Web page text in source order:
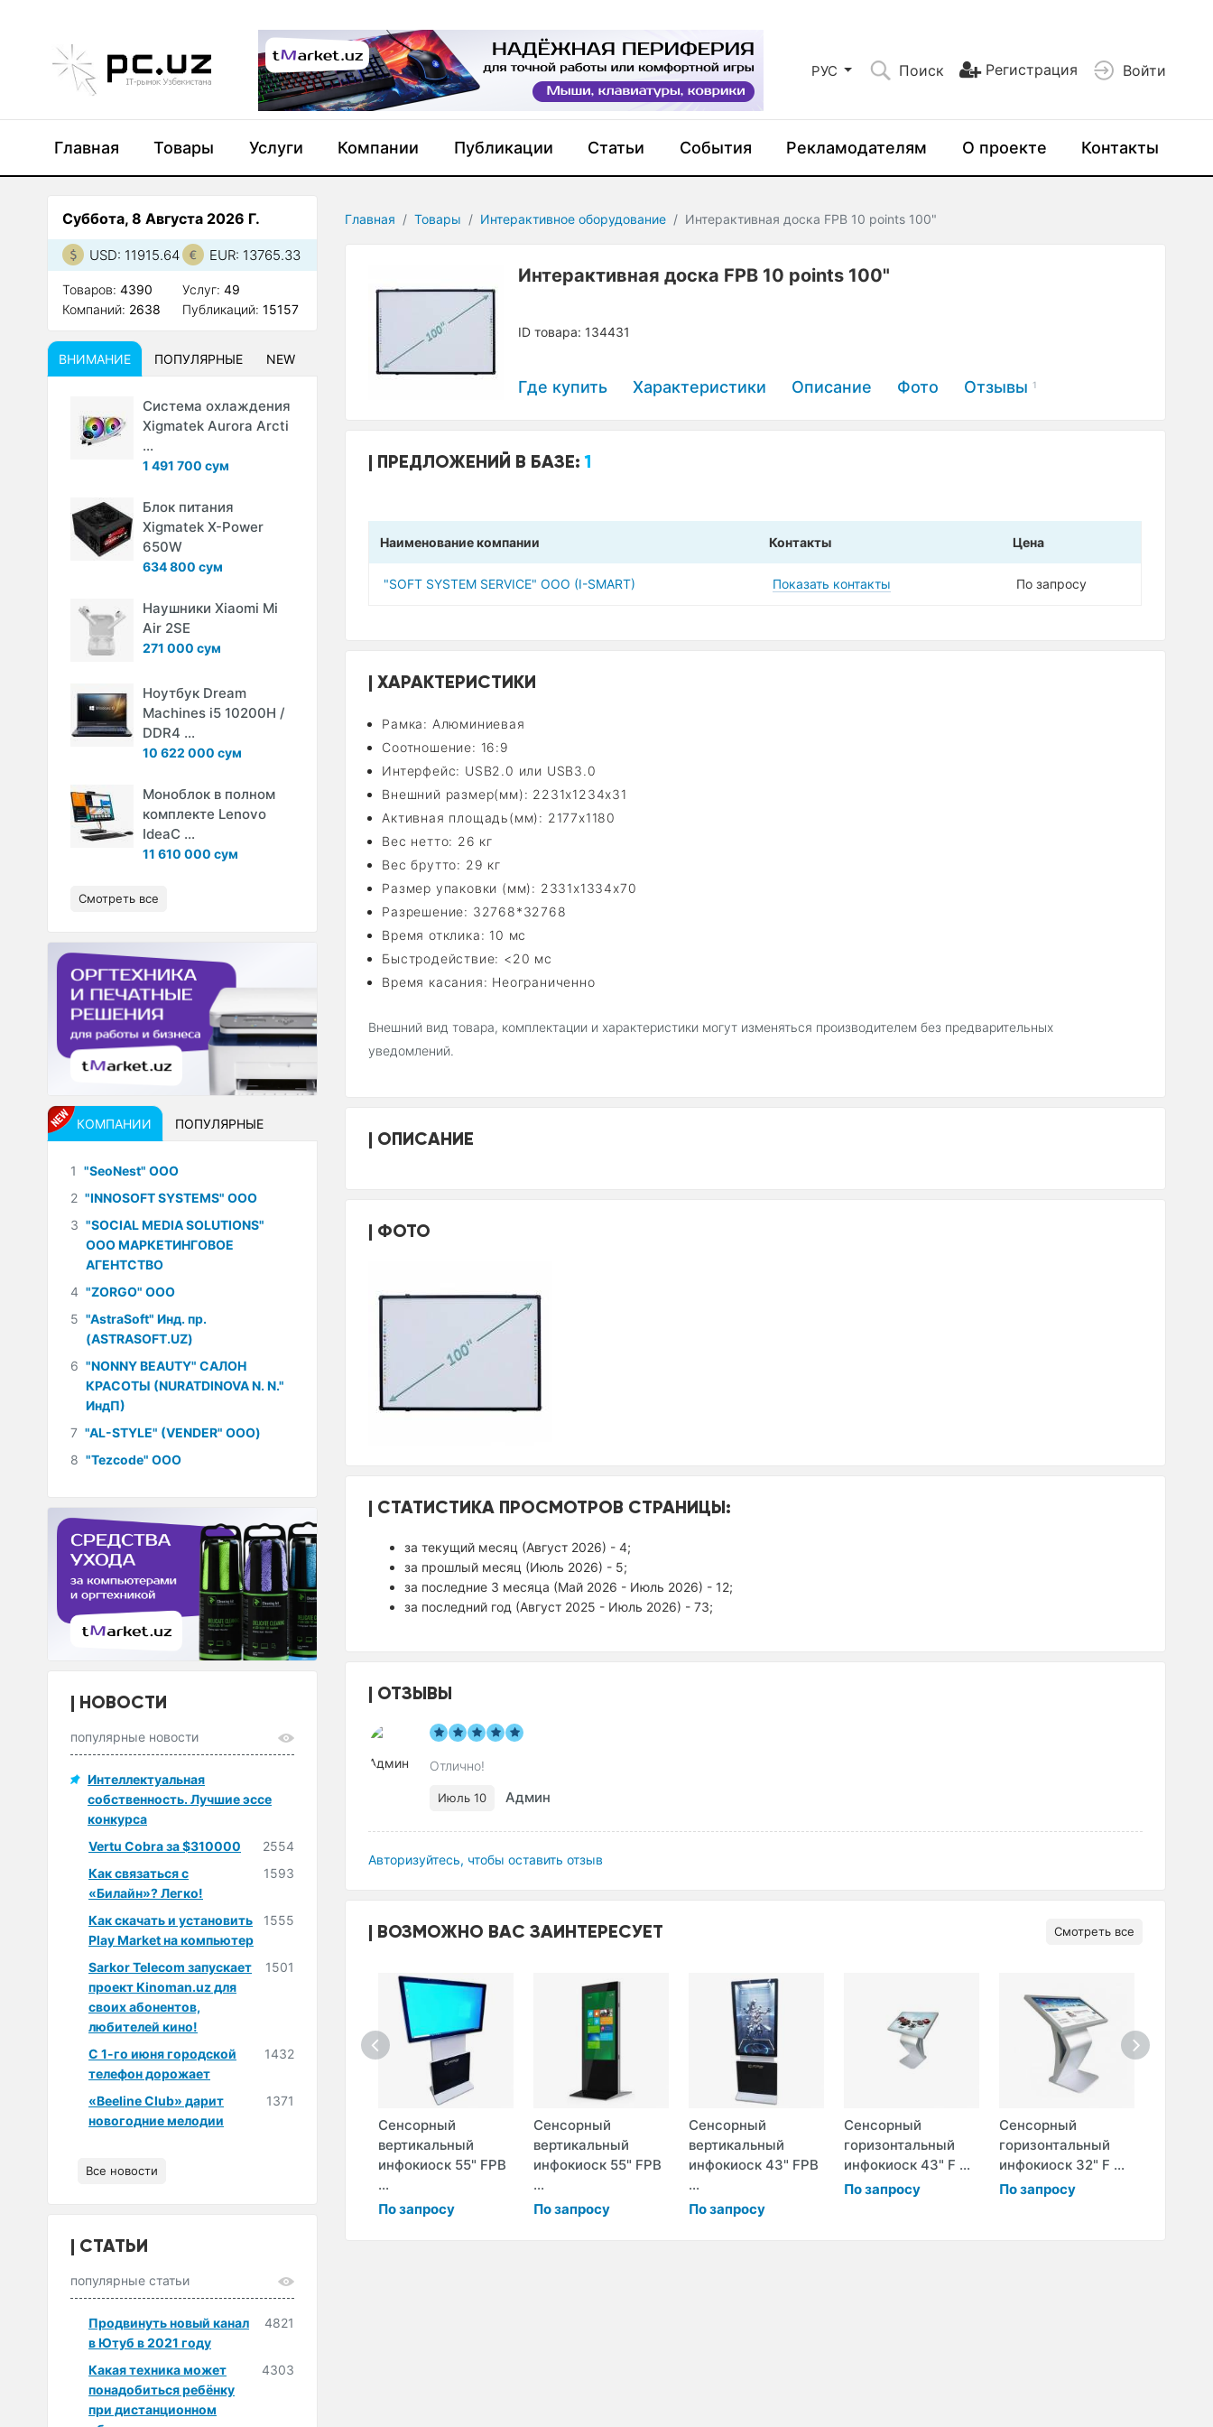
РУС Поиск Регистрация Войти
Главная Товары Услуги Компании Публикации Статьи События Рекламодателям О проекте Контакты
Главная Товары Интерактивное оборудование Интерактивная доска FPB 10 points 100"
Интерактивная доска FPB 10 points 100"
ID товара: 134431
Где купить Характеристики Описание Фото Отзывы1
ПРЕДЛОЖЕНИЙ В БАЗЕ:1
Наименование компании Контакты Цена
"SOFT SYSTEM SERVICE" OOO (I-SMART) Показать контакты По запросу
ХАРАКТЕРИСТИКИ
Рамка: Алюминиевая
Соотношение: 16:9
Интерфейс: USB2.0 или USB3.0
Внешний размер(мм): 2231x1234x31
Активная площадь(мм): 2177x1180
Вес нетто: 26 кг
Вес брутто: 29 кг
Размер упаковки (мм): 2331x1334x70
Разрешение: 32768*32768
Время отклика: 10 мс
Быстродействие: <20 мс
Время касания: Неограниченно
Внешний вид товара, комплектации и характеристики могут изменяться производителем без предварительных
уведомлений.
ОПИСАНИЕ
ФОТО
СТАТИСТИКА ПРОСМОТРОВ СТРАНИЦЫ:
за текущий месяц (Август 2026) - 4;
за прошлый месяц (Июль 2026) - 5;
за последние 3 месяца (Май 2026 - Июль 2026) - 12;
за последний год (Август 2025 - Июль 2026) - 73;
ОТЗЫВЫ
Отлично!
Июль 10 Админ
Авторизуйтесь, чтобы оставить отзыв
ВОЗМОЖНО ВАС ЗАИНТЕРЕСУЕТ Смотреть все
Интерактивная
88"
Интерактивная
Сенсорный
вертикальный
инфокиоск 55" FPB
...
По запросу
Сенсорный
вертикальный
инфокиоск 55" FPB
...
По запросу
Сенсорный
вертикальный
инфокиоск 43" FPB
...
По запросу
Сенсорный
горизонтальный
инфокиоск 43" F ...
По запросу
Сенсорный
горизонтальный
инфокиоск 32" F ...
По запросу
Суббота, 8 Августа 2026 Г.
USD: 11915.64 EUR: 13765.33
Товаров: 4390
Компаний: 2638
Услуг:49
Публикаций:15157
ВНИМАНИЕ ПОПУЛЯРНЫЕ NEW
Система охлаждения
Xigmatek Aurora Arcti
...
1 491 700 сум
Блок питания
Xigmatek X-Power
650W
634 800 сум
Наушники Xiaomi Mi
Air 2SE
271 000 сум
Ноутбук Dream
Machines i5 10200H /
DDR4 ...
10 622 000 сум
Моноблок в полном
комплекте Lenovo
IdeaC ...
11 610 000 сум
Смотреть все
КОМПАНИИ ПОПУЛЯРНЫЕ
1 "SeoNest" ООО
2 "INNOSOFT SYSTEMS" ООО
3 "SOCIAL MEDIA SOLUTIONS"
ООО МАРКЕТИНГОВОЕ
АГЕНТСТВО
4 "ZORGO" ООО
5 "AstraSoft" Инд. пр.
(ASTRASOFT.UZ)
6 "NONNY BEAUTY" САЛОН
КРАСОТЫ (NURATDINOVA N. N."
ИндП)
7 "AL-STYLE" (VENDER" ООО)
8 "Tezcode" ООО
НОВОСТИ
популярные новости
Интеллектуальная
собственность. Лучшие эссе
конкурса
Vertu Cobra за $310000
2554
Как связаться с
«Билайн»? Легко!
1593
Как скачать и установить
Play Market на компьютер
1555
Sarkor Telecom запускает
проект Kinoman.uz для
своих абонентов,
любителей кино!
1501
С 1-го июня городской
телефон дорожает
1432
«Beeline Club» дарит
новогодние мелодии
1371
Все новости
СТАТЬИ
популярные статьи
Продвинуть новый канал
в Ютуб в 2021 году
4821
Какая техника может
понадобиться ребёнку
при дистанционном
4303